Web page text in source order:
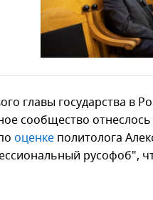
главы государства в
сообщество отнеслось
оценке политолога
русофоб",